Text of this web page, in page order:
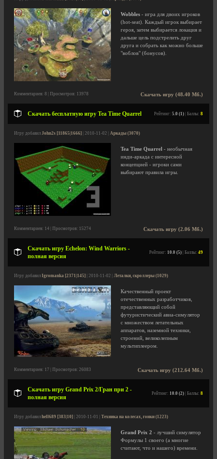
Wobbles - игра для двоих игроков
(hot-seat). Каждый игрок выбирает
героя, затем выбирается локация и
дальше цель подстрелить друг
друга и собрать как можно больше
"воблов" (бонусов).
Скачать игру (48.40 Мб.)
Комментариев: 8 | Просмотров: 13978
Скачать бесплатную игру Tea Time Quarrel Рейтинг: 5.0 (1) | Баллы: 8
Игру добавил John2s [11865|1666] | 2010-11-02 | Аркады (3070)
Tea Time Quarrel - необычная
инди-аркада с интересной
концепцией - игроки сами
выбирают правила игры.
Скачать игру (2.06 Мб.)
Комментариев: 14 | Просмотров: 15274
Скачать игру Echelon: Wind Warriors -
полная версия
Рейтинг: 10.0 (5) | Баллы: 49
Игру добавил Igromanka [2371|145] | 2010-11-02 | Леталки, скроллеры (1029)
Качественный проект
отечественных разработчиков,
представляющий собой
футуристический авиа-симулятор
с множеством летательных
аппаратов, наземной техники,
строений, великолепным
мультиплеером.
Скачать игру (212.64 Мб.)
Комментариев: 17 | Просмотров: 26083
Скачать игру Grand Prix 2/Гран при 2 -
полная версия
Рейтинг: 10.0 (2) | Баллы: 8
Игру добавил hell689 [383|10] | 2010-11-01 | Техника на колесах, гонки (1223)
Grand Prix 2 - лучший симулятор
Формулы 1 своего (а многие
считают, что и нашего) времени.